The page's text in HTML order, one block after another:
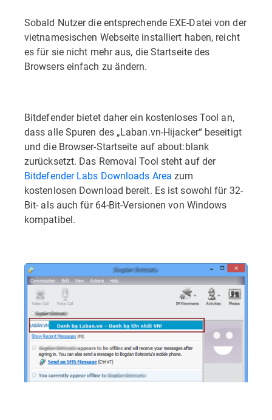
Sobald Nutzer die entsprechende EXE-Datei von der
vietnamesischen Webseite installiert haben, reicht
es für sie nicht mehr aus, die Startseite des
Browsers einfach zu ändern.
Bitdefender bietet daher ein kostenloses Tool an,
dass alle Spuren des „Laban.vn-Hijacker“ beseitigt
und die Browser-Startseite auf about:blank
zurücksetzt. Das Removal Tool steht auf der
Bitdefender Labs Downloads Area zum
kostenlosen Download bereit. Es ist sowohl für 32-
Bit- als auch für 64-Bit-Versionen von Windows
kompatibel.